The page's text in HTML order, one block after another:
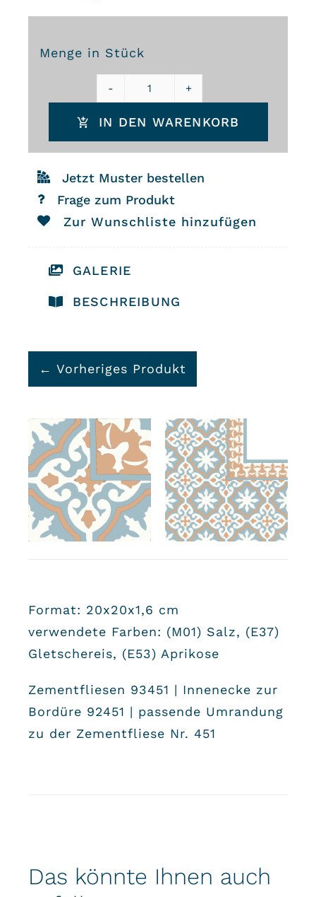
Menge in Stück
Zementfliesen
93451
Menge
IN DEN WARENKORB
Jetzt Muster bestellen
Frage zum Produkt
Zur Wunschliste hinzufügen
GALERIE
BESCHREIBUNG
← Vorheriges Produkt
Format: 20x20x1,6 cm
verwendete Farben: (M01) Salz, (E37)
Gletschereis, (E53) Aprikose​
Zementfliesen 93451 | Innenecke zur
Bordüre 92451 | passende Umrandung
zu der Zementfliese Nr. 451
Das könnte Ihnen auch